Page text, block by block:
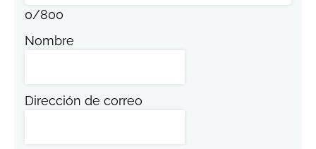
0/800
Nombre
Dirección de correo